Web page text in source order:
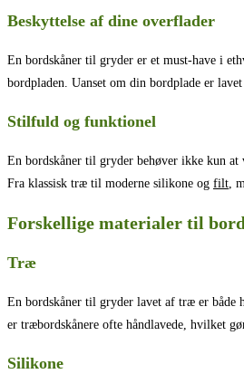
Beskyttelse af dine overflader
En bordskåner til gryder er et must-have i
bordpladen. Uanset om din bordplade er
Stilfuld og funktionel
En bordskåner til gryder behøver ikke kun
Fra klassisk træ til moderne silikone og filt,
Forskellige materialer til
Træ
En bordskåner til gryder lavet af træ er både
er træbordskånere ofte håndlavede, hvilket
Silikone